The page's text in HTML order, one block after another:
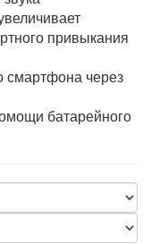
привыкания
смартфона через
батарейного